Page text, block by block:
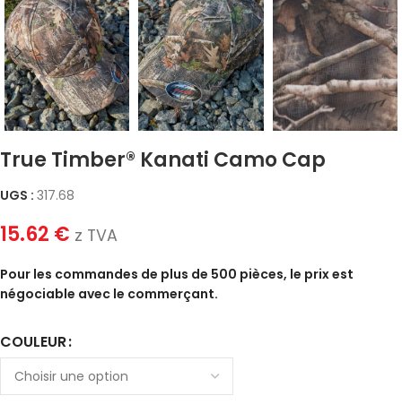
True Timber® Kanati Camo Cap
UGS : 317.68
15.62 € z TVA
Pour les commandes de plus de 500 pièces, le prix est
négociable avec le commerçant.
COULEUR